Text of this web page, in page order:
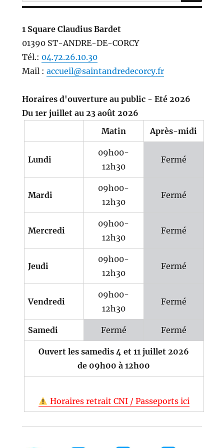
1 Square Claudius Bardet
01390 ST-ANDRE-DE-CORCY
Tél.: 04.72.26.10.30
Mail : accueil@saintandredecorcy.fr
Horaires d'ouverture au public - Eté 2026
Du 1er juillet au 23 août 2026
Matin
Après-midi
Lundi
09h00-
12h30
Fermé
Mardi
09h00-
12h30
Fermé
Mercredi
09h00-
12h30
Fermé
Jeudi
09h00-
12h30
Fermé
Vendredi
09h00-
12h30
Fermé
Samedi Fermé Fermé
Ouvert les samedis 4 et 11 juillet 2026
de 09h00 à 12h00
Horaires retrait CNI / Passeports ici